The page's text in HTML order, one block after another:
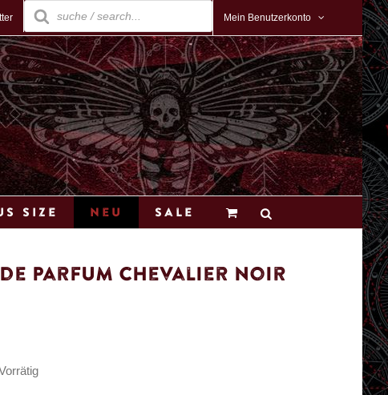
Products
search
Mein Benutzerkonto
Size Neu Sale
Parfum Chevalier Noir